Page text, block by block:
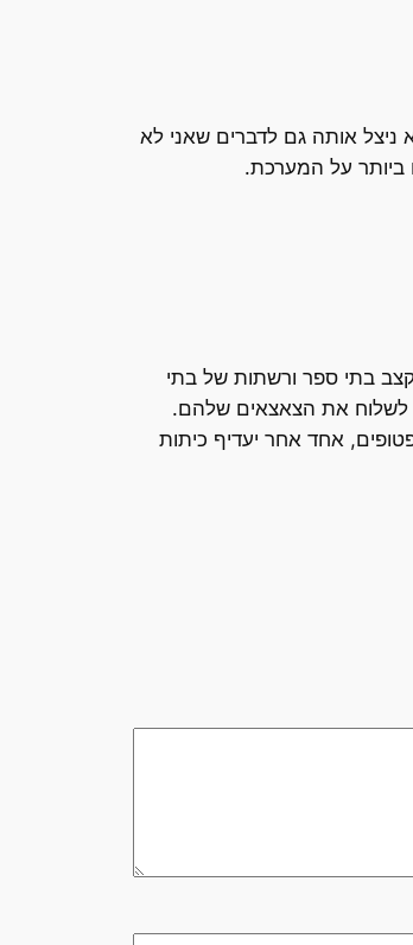
ניצל אותה גם לדברים שאני לא
ביותר על המערכת.
בתי ספר ורשתות של בתי
לשלוח את הצאצאים שלהם.
אחד אחר יעדיף כיתות